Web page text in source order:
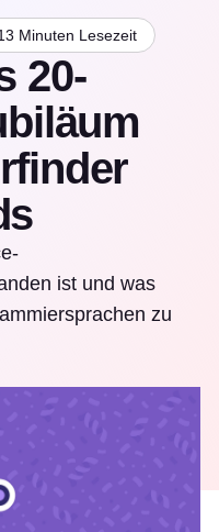
Minuten Lesezeit
20-
ist und was
zu